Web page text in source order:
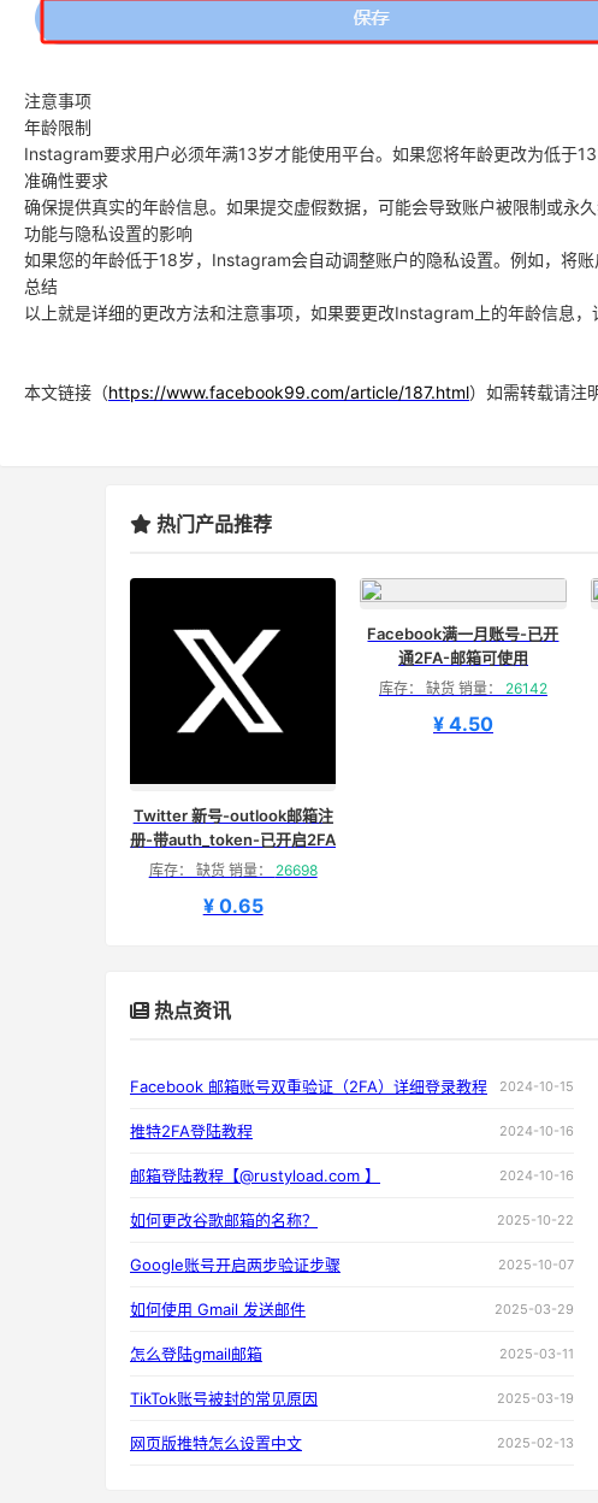
注意事项
年龄限制
Instagram要求用户必须年满13岁才能使用平台。如果您将年龄更改为低于13
准确性要求
确保提供真实的年龄信息。如果提交虚假数据，可能会导致账户被限制或永久
功能与隐私设置的影响
如果您的年龄低于18岁，Instagram会自动调整账户的隐私设置。例如，将
总结
以上就是详细的更改方法和注意事项，如果要更改Instagram上的年龄信息
本文链接（https://www.facebook99.com/article/187.html）如需转载请注
热门产品推荐
Twitter 新号-outlook邮箱注
册-带auth_token-已开启2FA
库存： 缺货 销量： 26698
¥ 0.65
Facebook满一月账号-已开
通2FA-邮箱可使用
库存： 缺货 销量： 26142
¥ 4.50
热点资讯
Facebook 邮箱账号双重验证（2FA）详细登录教程 2024-10-15
推特2FA登陆教程 2024-10-16
邮箱登陆教程【@rustyload.com 】 2024-10-16
如何更改谷歌邮箱的名称？ 2025-10-22
Google账号开启两步验证步骤 2025-10-07
如何使用 Gmail 发送邮件 2025-03-29
怎么登陆gmail邮箱 2025-03-11
TikTok账号被封的常见原因 2025-03-19
网页版推特怎么设置中文 2025-02-13